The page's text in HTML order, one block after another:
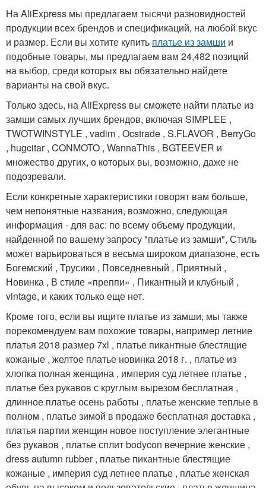
На AliExpress мы предлагаем тысячи разновидностей
продукции всех брендов и спецификаций, на любой вкус
и размер. Если вы хотите купить платье из замши и
подобные товары, мы предлагаем вам 24,482 позиций
на выбор, среди которых вы обязательно найдете
варианты на свой вкус.
Только здесь, на AliExpress вы сможете найти платье из
замши самых лучших брендов, включая SIMPLEE ,
TWOTWINSTYLE , vadim , Ocstrade , S.FLAVOR , BerryGo
, hugcitar , CONMOTO , WannaThis , BGTEEVER и
множество других, о которых вы, возможно, даже не
подозревали.
Если конкретные характеристики говорят вам больше,
чем непонятные названия, возможно, следующая
информация - для вас: по всему объему продукции,
найденной по вашему запросу "платье из замши", Стиль
может варьироваться в весьма широком диапазоне, есть
Богемский , Трусики , Повседневный , Приятный ,
Новинка , В стиле «преппи» , Пикантный и клубный ,
vintage, и каких только еще нет.
Кроме того, если вы ищите платье из замши, мы также
порекомендуем вам похожие товары, например летние
платья 2018 размер 7xl , платье пикантные блестящие
кожаные , желтое платье новинка 2018 г. , платье из
хлопка полная женщина , империя суд летнее платье ,
платье без рукавов с круглым вырезом бесплатная ,
длинное платье осень работы , платье женские теплые в
полном , платье зимой в продаже бесплатная доставка ,
платья партии женщин новое поступление элегантные
без рукавов , платье сплит bodycon вечерние женские ,
dress autumn rubber , платье пикантные блестящие
кожаные , империя суд летнее платье , платье женская